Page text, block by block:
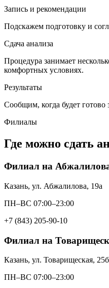
Запись и рекомендации
Подскажем подготовку и
Сдача анализа
Процедура занимает
комфортных условиях.
Результаты
Сообщим, когда будет готово
Филиалы
Где можно сдать
Филиал на
Казань, ул. Абжалилова, 19а
ПН–ВС 07:00–23:00
+7 (843) 205-90-10
Филиал на
Казань, ул. Товарищеская, 25б
ПН–ВС 07:00–23:00